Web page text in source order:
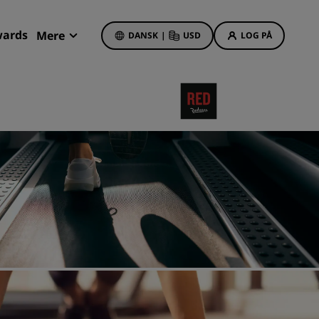
Mere DANSK | USD LOG PÅ
Se vores tilbud
Få bonuspoint som nyt medlem
Deals of the Day
Book på forhånd
Se vores pakker
Rejseideer
Familievenlige hoteller